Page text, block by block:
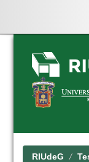
Skip
navigation
RIUdeG